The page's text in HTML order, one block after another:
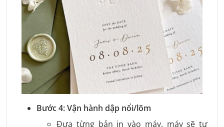
Bước 4: Vận hành dập nổi/lõm
Đưa từng bản in vào máy, máy sẽ tự